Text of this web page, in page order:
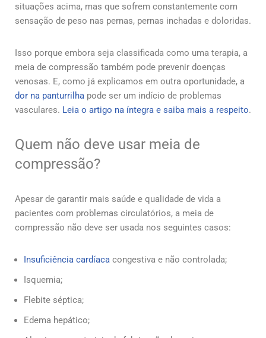
situações acima, mas que sofrem constantemente com
sensação de peso nas pernas, pernas inchadas e doloridas.
Isso porque embora seja classificada como uma terapia, a
meia de compressão também pode prevenir doenças
venosas. E, como já explicamos em outra oportunidade, a
dor na panturrilha pode ser um indício de problemas
vasculares. Leia o artigo na íntegra e saiba mais a respeito.
Quem não deve usar meia de
compressão?
Apesar de garantir mais saúde e qualidade de vida a
pacientes com problemas circulatórios, a meia de
compressão não deve ser usada nos seguintes casos:
Insuficiência cardíaca congestiva e não controlada;
Isquemia;
Flebite séptica;
Edema hepático;